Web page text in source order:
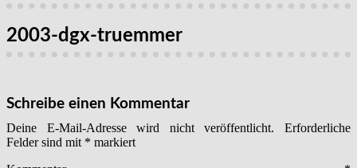
2003-dgx-truemmer
Schreibe einen Kommentar
Deine E-Mail-Adresse wird nicht veröffentlicht.
Erforderliche
Felder sind mit * markiert